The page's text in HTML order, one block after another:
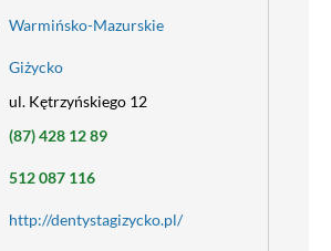
Warmińsko-Mazurskie
Giżycko
ul. Kętrzyńskiego 12
(87) 428 12 89
512 087 116
http://dentystagizycko.pl/